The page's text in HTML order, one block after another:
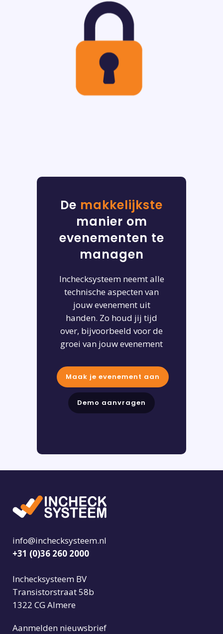
De makkelijkste
manier om
evenementen te
managen
Inchecksysteem neemt alle
technische aspecten van
jouw evenement uit
handen. Zo houd jij tijd
over, bijvoorbeeld voor de
groei van jouw evenement
Maak je evenement aan
Demo aanvragen
info@inchecksysteem.nl
+31 (0)36 260 2000
Inchecksysteem BV
Transistorstraat 58b
1322 CG Almere
Aanmelden nieuwsbrief